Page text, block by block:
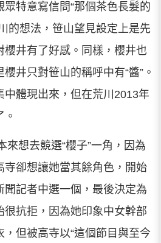
特意寫信問“那個茶色長髮的
的想法，笹山望見設定上是先
櫻井有了好感。同樣，櫻井也
井只對笹山的稱呼中有“醬”。
中體現出來，但在荒川2013年
來想去競選“櫻子”一角，因為
寺卻想讓她當其餘角色，開始
聞記者中選一個，最後決定為
很抗拒，因為她印象中女幹部
但被高寺以“這個節目與至今